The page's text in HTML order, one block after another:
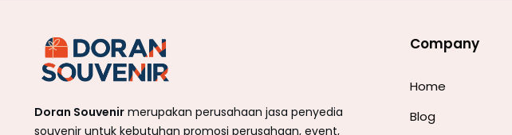
Doran Souvenir merupakan perusahaan jasa penyedia
souvenir untuk kebutuhan promosi perusahaan, event,
Company
Home
Blog